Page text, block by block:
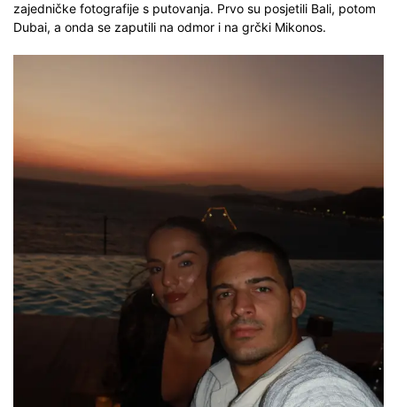
zajedničke fotografije s putovanja. Prvo su posjetili Bali, potom
Dubai, a onda se zaputili na odmor i na grčki Mikonos.